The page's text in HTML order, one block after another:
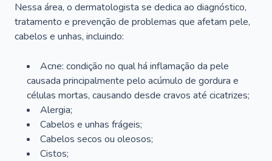
Nessa área, o dermatologista se dedica ao diagnóstico,
tratamento e prevenção de problemas que afetam pele,
cabelos e unhas, incluindo:
Acne: condição no qual há inflamação da pele
causada principalmente pelo acúmulo de gordura e
células mortas, causando desde cravos até cicatrizes;
Alergia;
Cabelos e unhas frágeis;
Cabelos secos ou oleosos;
Cistos;